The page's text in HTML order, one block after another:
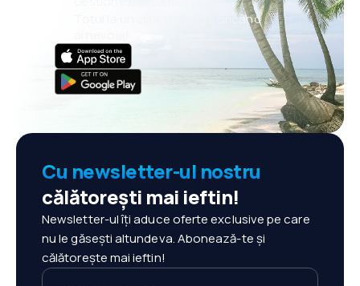
Totul la un click distanță, oricând
Cu newsletter-ul nostru
călătorești mai ieftin!
Newsletter-ul îți aduce oferte exclusive pe care
nu le găsești altundeva. Abonează-te și
călătorește mai ieftin!
Adresa ta de e-mail